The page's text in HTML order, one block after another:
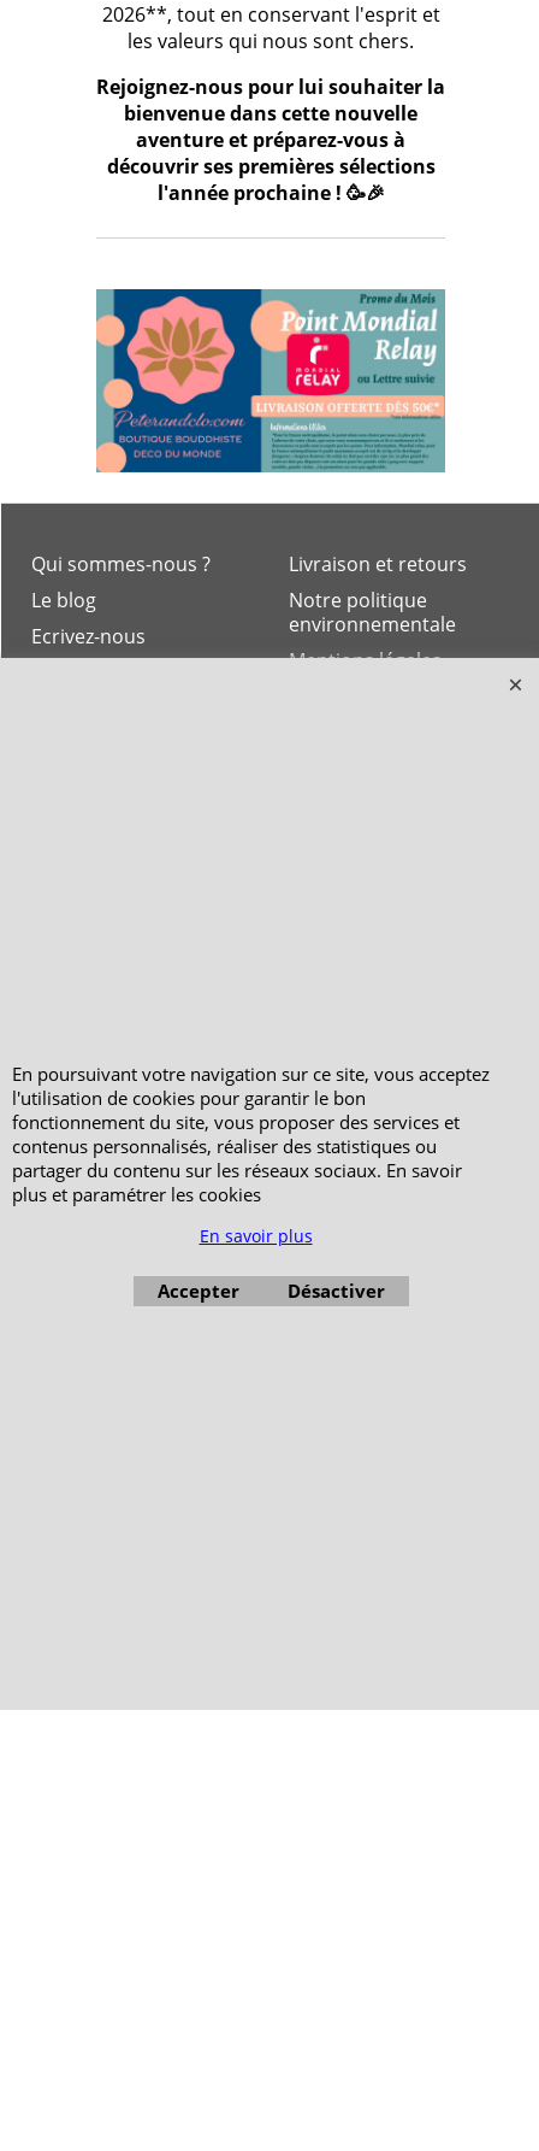
2026**, tout en conservant l'esprit et
les valeurs qui nous sont chers.
Rejoignez-nous pour lui souhaiter la
bienvenue dans cette nouvelle
aventure et préparez-vous à
découvrir ses premières sélections
l'année prochaine ! 🥳🎉
Livraison et retours
Notre politique
environnementale
Mentions légales
Qui sommes-nous ?
Le blog
Ecrivez-nous
En poursuivant votre navigation sur ce site, vous acceptez
l'utilisation de cookies pour garantir le bon
fonctionnement du site, vous proposer des services et
contenus personnalisés, réaliser des statistiques ou
partager du contenu sur les réseaux sociaux. En savoir
plus et paramétrer les cookies
En savoir plus
Accepter Désactiver